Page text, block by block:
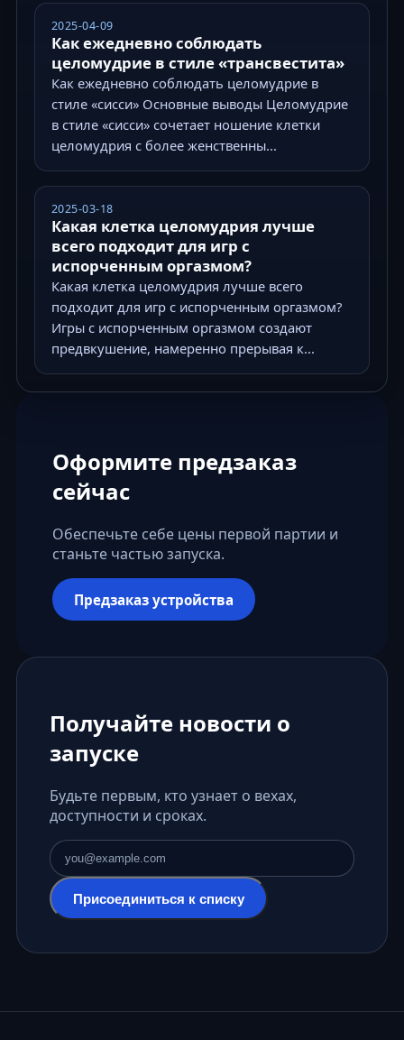
2025-04-09
Как ежедневно соблюдать
целомудрие в стиле «трансвестита»
Как ежедневно соблюдать целомудрие в
стиле «сисси» Основные выводы Целомудрие
в стиле «сисси» сочетает ношение клетки
целомудрия с более женственны...
2025-03-18
Какая клетка целомудрия лучше
всего подходит для игр с
испорченным оргазмом?
Какая клетка целомудрия лучше всего
подходит для игр с испорченным оргазмом?
Игры с испорченным оргазмом создают
предвкушение, намеренно прерывая к...
Оформите предзаказ
сейчас
Обеспечьте себе цены первой партии и
станьте частью запуска.
Предзаказ устройства
Получайте новости о
запуске
Будьте первым, кто узнает о вехах,
доступности и сроках.
Адрес электронной почты
Присоединиться к списку